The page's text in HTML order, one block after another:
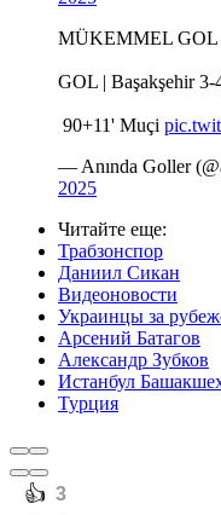
MÜKEMMEL GOL
GOL | Başakşehir 3-
️ 90+11' Muçi
— Anında Goller
2025
Читайте еще:
Трабзонспор
Даниил Сикан
Видеоновости
Украинцы за
Арсений Батагов
Александр Зубков
Истанбул
Турция
️👍 3